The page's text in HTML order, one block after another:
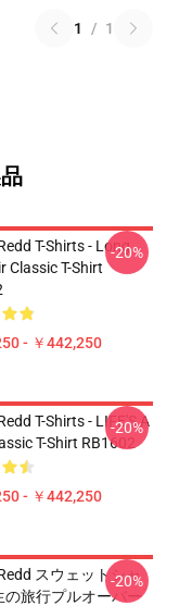
1 / 1
T-Shirts - Long
Classic T-Shirt
- ￥442,250
-20%
T-Shirts - LIFE'S A
T-Shirt RB1602
- ￥442,250
-20%
スウェットシャ
の旅行プルオーバー
-20%